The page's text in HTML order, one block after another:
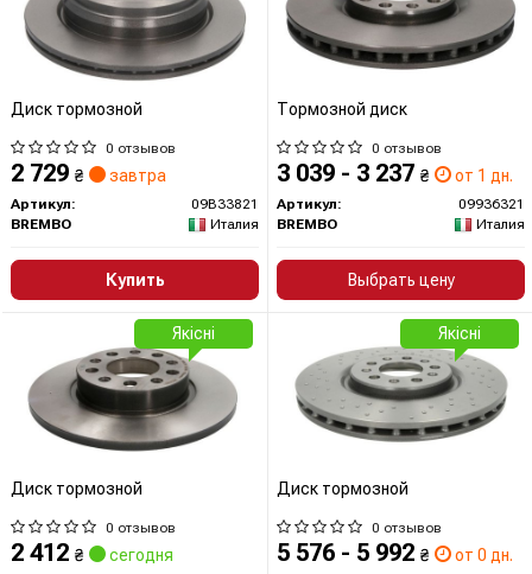
Диск тормозной
0 отзывов
2 729 ₴ завтра
Артикул:
09B33821
BREMBO
Италия
Купить
Тормозной диск
0 отзывов
3 039 - 3 237 ₴ от 1 дн.
Артикул:
09936321
BREMBO
Италия
Выбрать цену
Диск тормозной
0 отзывов
2 412 ₴ сегодня
Якісні
Диск тормозной
0 отзывов
5 576 - 5 992 ₴ от 0 дн.
Якісні